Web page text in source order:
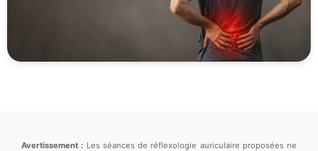
Avertissement : Les séances de réflexologie auriculaire proposées ne